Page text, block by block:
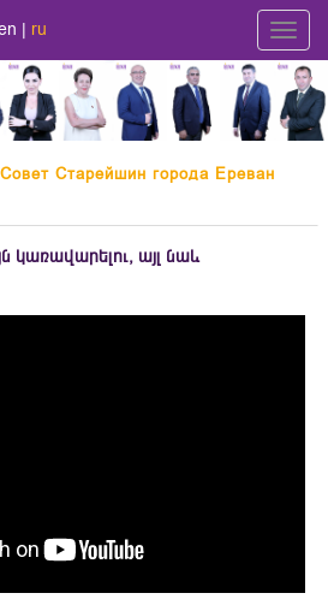
| ru
Старейшин города Ереван
կառավարելու, այլ նաև